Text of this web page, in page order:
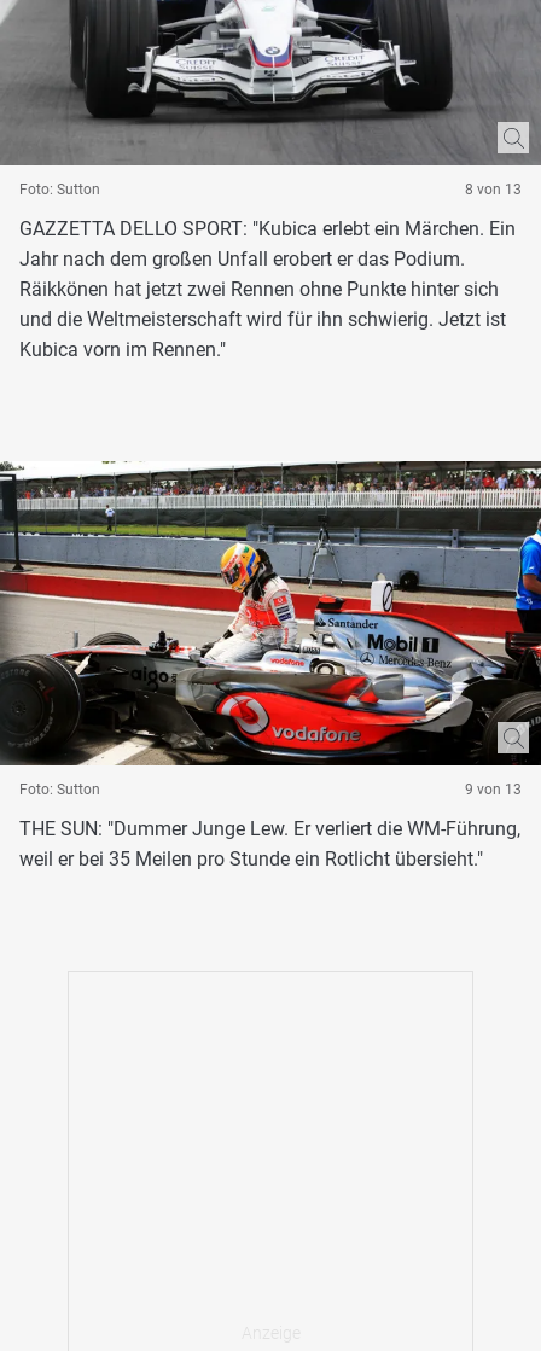
Foto: Sutton 8 von 13
GAZZETTA DELLO SPORT: "Kubica erlebt ein Märchen. Ein
Jahr nach dem großen Unfall erobert er das Podium.
Räikkönen hat jetzt zwei Rennen ohne Punkte hinter sich
und die Weltmeisterschaft wird für ihn schwierig. Jetzt ist
Kubica vorn im Rennen."
Foto: Sutton 9 von 13
THE SUN: "Dummer Junge Lew. Er verliert die WM-Führung,
weil er bei 35 Meilen pro Stunde ein Rotlicht übersieht."